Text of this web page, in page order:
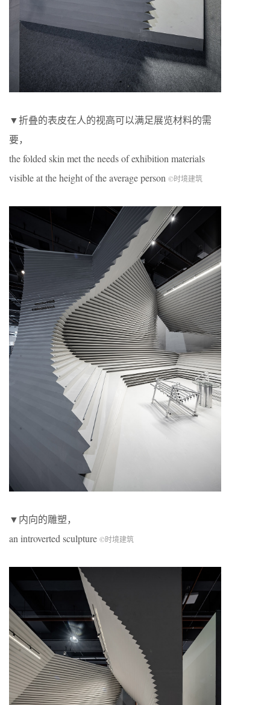
▼折叠的表皮在人的视高可以满足展览材料的需
要，
the folded skin met the needs of exhibition materials
visible at the height of the average person ©时境建筑
▼内向的雕塑，
an introverted sculpture ©时境建筑